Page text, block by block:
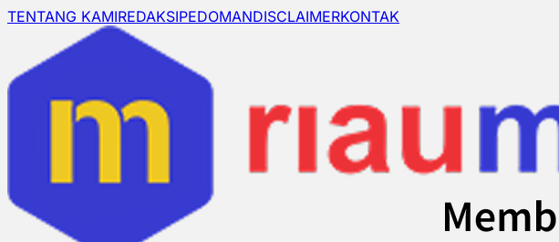
TENTANG KAMIREDAKSIPEDOMANDISCLAIMERKONTAK